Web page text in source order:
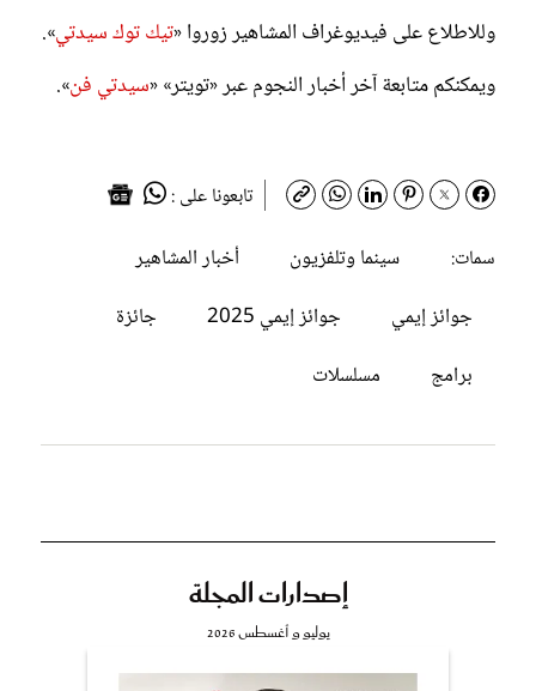
وللاطلاع على فيديوغراف المشاهير زوروا «تيك توك سيدتي».
ويمكنكم متابعة آخر أخبار النجوم عبر «تويتر» «سيدتي فن».
تابعونا على :
سمات:
سينما وتلفزيون
أخبار المشاهير
جوائز إيمي
جوائز إيمي 2025
جائزة
برامج
مسلسلات
إصدارات المجلة
يوليو و أغسطس 2026